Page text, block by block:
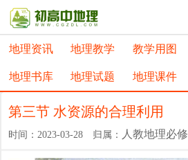
地理资讯 地理教学 教学用图
地理书库 地理试题 地理课件
第三节 水资源的合理利用
时间：2023-03-28 归属： 人教地理必修